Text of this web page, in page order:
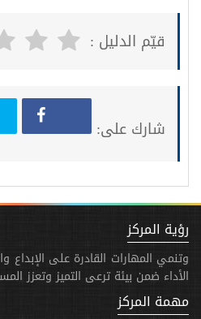
قيّم الدليل :
شارك على:
رؤية المركز
وتنمي المهارات القادرة على الإبداع
الأداء ضمن بيئة ترعى التميز وتعزز
مهمة المركز